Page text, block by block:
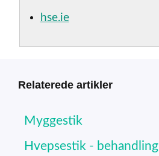
hse.ie
Relaterede artikler
Myggestik
Hvepsestik - behandling